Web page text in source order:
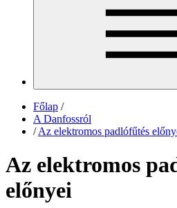
Főlap /
A Danfossról
/ Az elektromos padlófűtés
Az elektromos
előnyei